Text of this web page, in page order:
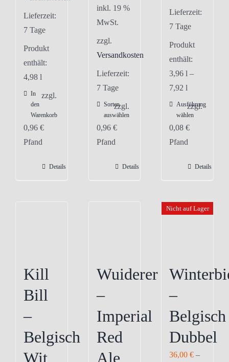
Lieferzeit:
7 Tage
Produkt
enthält:
4,98 l
In
den
Warenkorb
zzgl.
0,96 €
Pfand
Details
inkl. 19 %
MwSt.
zzgl.
Versandkosten
Lieferzeit:
7 Tage
Sorten
auswählen
zzgl.
0,96 €
Pfand
Details
Lieferzeit:
7 Tage
Produkt
enthält:
3,96l –
7,92l
Ausführung
wählen
Dieses
Produkt
Varianten
Optionen
gewählt
zzgl.
0,08€
Pfand
Details
Kill
Bill
–
Belgisch
Wit
Wuiderer
–
Imperial
Red
Ale
Nicht auf Lager
–
Belgisch
Dubbel
36,00€ –